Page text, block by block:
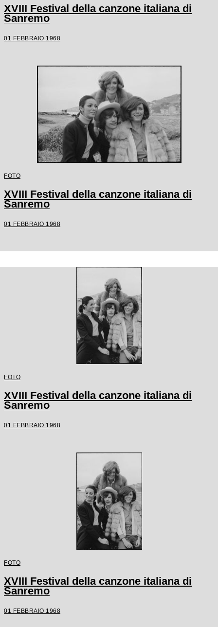
XVIII Festival della canzone italiana di
Sanremo
01 FEBBRAIO 1968
FOTO
XVIII Festival della canzone italiana di
Sanremo
01 FEBBRAIO 1968
FOTO
XVIII Festival della canzone italiana di
Sanremo
01 FEBBRAIO 1968
FOTO
XVIII Festival della canzone italiana di
Sanremo
01 FEBBRAIO 1968